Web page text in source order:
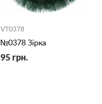
VT0378
№0378 Зірка
95 грн.